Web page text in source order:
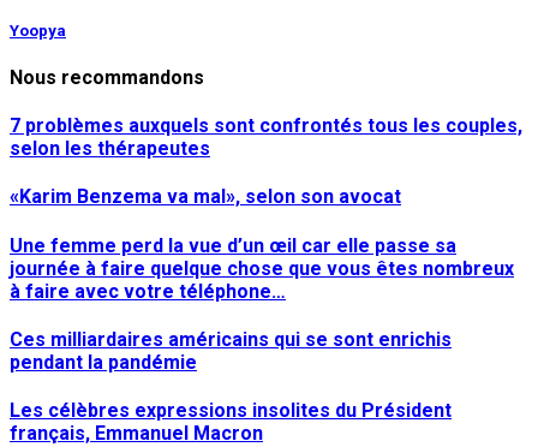
Yoopya
Nous recommandons
7 problèmes auxquels sont confrontés tous les couples,
selon les thérapeutes
«Karim Benzema va mal», selon son avocat
Une femme perd la vue d’un œil car elle passe sa
journée à faire quelque chose que vous êtes nombreux
à faire avec votre téléphone…
Ces milliardaires américains qui se sont enrichis
pendant la pandémie
Les célèbres expressions insolites du Président
français, Emmanuel Macron